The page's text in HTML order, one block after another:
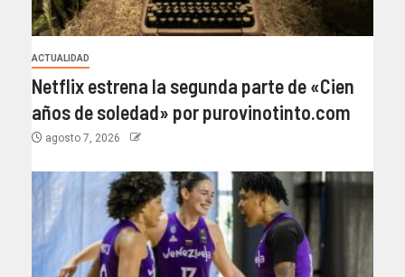
ACTUALIDAD
Netflix estrena la segunda parte de «Cien
años de soledad» por purovinotinto.com
agosto 7, 2026